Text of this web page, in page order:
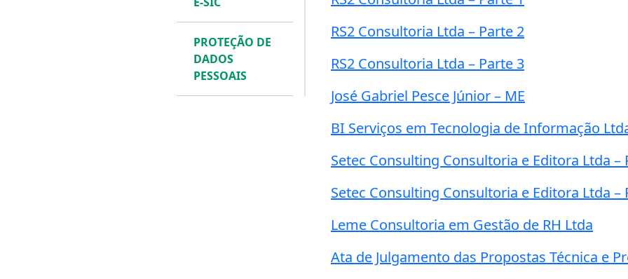
PROTEÇÃO DE
DADOS
PESSOAIS
RS2 Consultoria Ltda – Parte 2
RS2 Consultoria Ltda – Parte 3
José Gabriel Pesce Júnior – ME
BI Serviços em Tecnologia de Informação
Setec Consulting Consultoria e Editora Ltda –
Setec Consulting Consultoria e Editora Ltda –
Leme Consultoria em Gestão de RH Ltda
Ata de Julgamento das Propostas Técnica e